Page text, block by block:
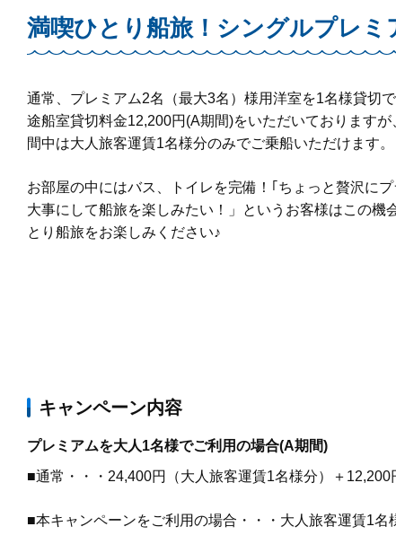
満喫ひとり船旅！シングルプレミ
通常、プレミアム2名（最大3名） 様用洋室を1名様貸切
途船室貸切料金12,200円(A期間)をいただいておりますが
間中は大人旅客運賃1名様分のみでご乗船いただけます。
お部屋の中にはバス、トイレを完備！｢ちょっと贅沢に
大事にして船旅を楽しみたい！」というお客様はこの機
とり船旅をお楽しみください♪
キャンペーン内容
プレミアムを大人1名様でご利用の場合(A期間)
■通常・・・24,400円（大人旅客運賃1名様分）＋12,200
■本キャンペーンをご利用の場合・・・大人旅客運賃1名